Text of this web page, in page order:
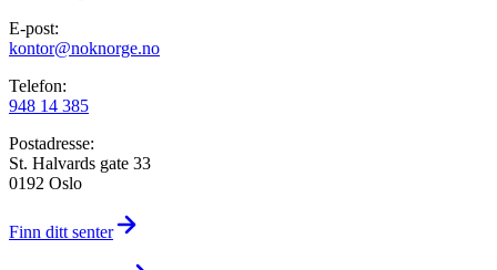
E-post:
kontor@noknorge.no
Telefon:
948 14 385
Postadresse:
St. Halvards gate 33
0192 Oslo
Finn ditt senter